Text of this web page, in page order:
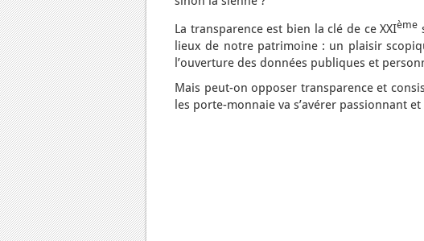
La transparence est bien la clé de ce XXIème
lieux de notre patrimoine : un plaisir
l’ouverture des données publiques et
Mais peut-on opposer transparence et
les porte-monnaie va s’avérer passionnant